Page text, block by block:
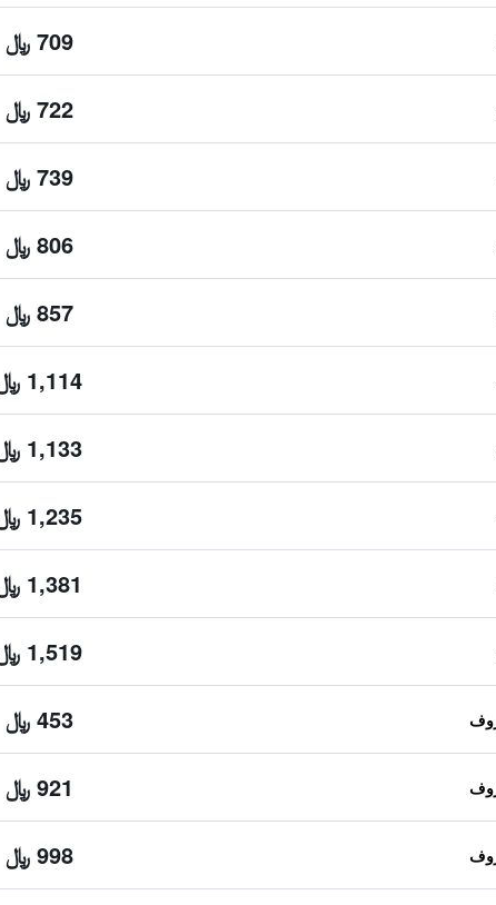
709 ﷼
722 ﷼
739 ﷼
806 ﷼
857 ﷼
1,114 ﷼
1,133 ﷼
1,235 ﷼
1,381 ﷼
1,519 ﷼
453 ﷼
921 ﷼
998 ﷼